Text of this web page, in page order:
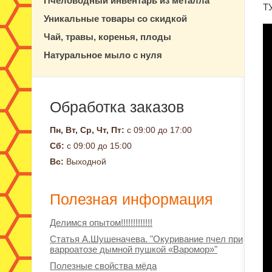
Уникальные товары со скидкой
Чай, травы, коренья, плоды
Натуральное мыло с нуля
Обработка заказов
Пн, Вт, Ср, Чт, Пт: с 09:00 до 17:00
Сб: с 09:00 до 15:00
Вс: Выходной
Полезная информация
Делимся опытом!!!!!!!!!!!!!
Статья А.Шушеначева. "Окуривание пчел при
варроатозе дымной пушкой «Варомор»"
Полезные свойства мёда